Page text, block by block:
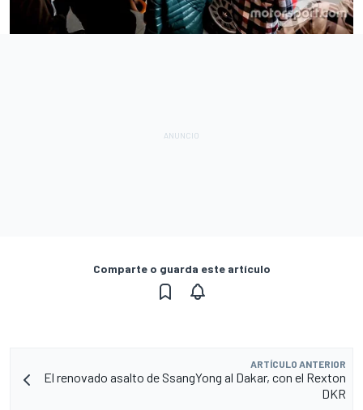
Comparte o guarda este artículo
ARTÍCULO ANTERIOR
El renovado asalto de SsangYong al Dakar, con el Rexton
DKR